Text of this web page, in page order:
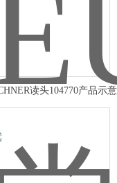
读头104770产品示